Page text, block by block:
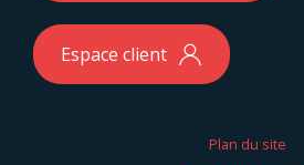
Espace client
Plan du site